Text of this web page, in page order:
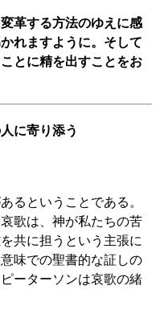
革する方法のゆえに感
れますように。そして
とに精を出すことをお
に寄り添う
るということである。
歌は、神が私たちの苦
共に担うという主張に
味での聖書的な証しの
ーターソンは哀歌の緒